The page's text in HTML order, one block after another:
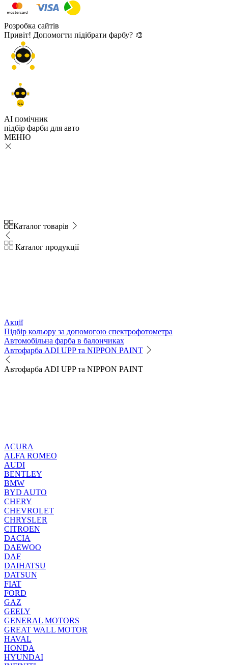
Розробка сайтів
Привіт! Допомогти підібрати фарбу? 🎨
GC
AI помічник
підбір фарби для авто
МЕНЮ
Каталог товарів
Каталог продукції
Акції
Підбір кольору за допомогою спектрофотометра
Автомобільна фарба в балончиках
Автофарба ADI UPP та NIPPON PAINT
Автофарба ADI UPP та NIPPON PAINT
ACURA
ALFA ROMEO
AUDI
BENTLEY
BMW
BYD AUTO
CHERY
CHEVROLET
CHRYSLER
CITROEN
DACIA
DAEWOO
DAF
DAIHATSU
DATSUN
FIAT
FORD
GAZ
GEELY
GENERAL MOTORS
GREAT WALL MOTOR
HAVAL
HONDA
HYUNDAI